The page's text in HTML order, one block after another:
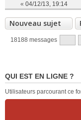
« 04/12/13, 19:14
Nouveau sujet
18188 messages
QUI EST EN LIGNE ?
Utilisateurs parcourant ce